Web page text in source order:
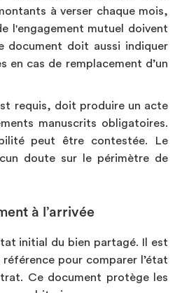
à verser chaque mois,
l'engagement mutuel doivent
document doit aussi indiquer
en cas de remplacement d’un
requis, doit produire un acte
manuscrits obligatoires.
peut être contestée. Le
doute sur le périmètre de
à l’arrivée
initial du bien partagé. Il est
pour comparer l’état
Ce document protège les